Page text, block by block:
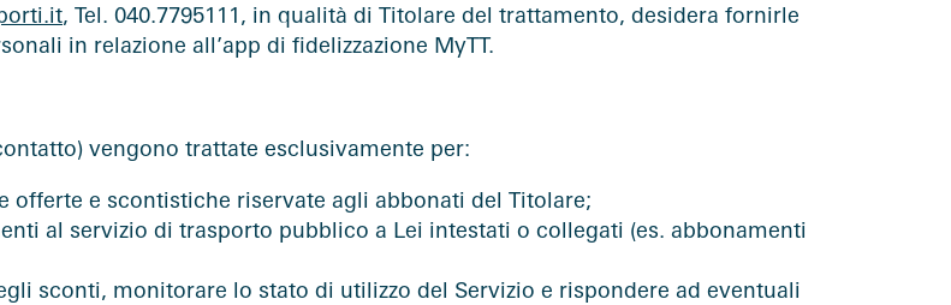
, Tel. 040.7795111, in qualità di Titolare del trattamento, desidera fornirle
in relazione all’app di fidelizzazione MyTT.
vengono trattate esclusivamente per:
offerte e scontistiche riservate agli abbonati del Titolare;
al servizio di trasporto pubblico a Lei intestati o collegati (es. abbonamenti
sconti, monitorare lo stato di utilizzo del Servizio e rispondere ad eventuali